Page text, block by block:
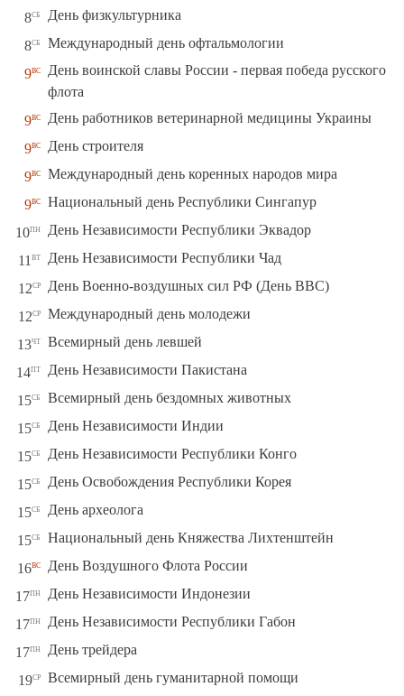
8сб День физкультурника
8сб Международный день офтальмологии
9вс
День воинской славы России - первая победа русского
флота
9вс День работников ветеринарной медицины Украины
9вс День строителя
9вс Международный день коренных народов мира
9вс Национальный день Республики Сингапур
10пн День Независимости Республики Эквадор
11 вт День Независимости Республики Чад
12ср День Военно-воздушных сил РФ (День ВВС)
12ср Международный день молодежи
13чт Всемирный день левшей
14пт День Независимости Пакистана
15сб Всемирный день бездомных животных
15сб День Независимости Индии
15сб День Независимости Республики Конго
15сб День Освобождения Республики Корея
15сб День археолога
15сб Национальный день Княжества Лихтенштейн
16вс День Воздушного Флота России
17пн День Независимости Индонезии
17пн День Независимости Республики Габон
17пн День трейдера
19ср Всемирный день гуманитарной помощи